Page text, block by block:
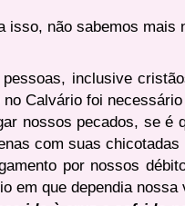
isso, não sabemos mais
inclusive
Calvário foi
nossos pecados, se é
com suas
por nossos
em que dependia nossa